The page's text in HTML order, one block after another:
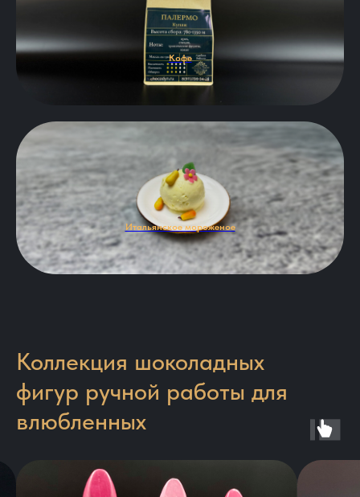
Кофе
Итальянское мороженое
Коллекция шоколадных
фигур ручной работы для
влюбленных